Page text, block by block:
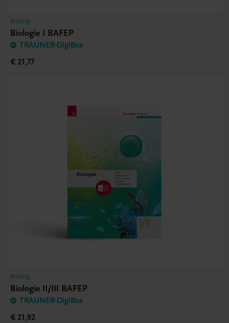
Bildung
Biologie I BAFEP
TRAUNER-DigiBox
€ 21,77
Bildung
Biologie II/III BAFEP
TRAUNER-DigiBox
€ 21,92